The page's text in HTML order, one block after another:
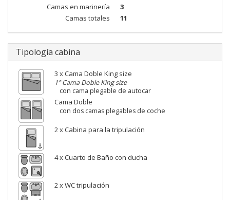
Camas en marinería
3
Camas totales
11
Tipología cabina
3 x Cama Doble King size
1° Cama Doble King size
con cama plegable de autocar
Cama Doble
con dos camas plegables de coche
2 x Cabina para la tripulación
4 x Cuarto de Baño con ducha
2 x WC tripulación